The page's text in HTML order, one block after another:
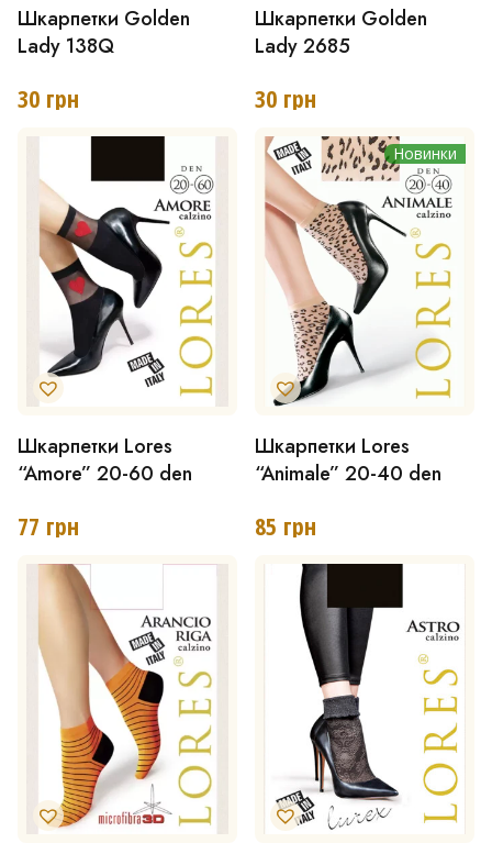
Шкарпетки Golden
Lady 138Q
30 грн
Цей
товар
має
Параметри
можна
вибрати
сторінці
товару
Шкарпетки Golden
Lady 2685
30 грн
Шкарпетки Lores
“Amore” 20-60 den
77 грн
Новинки
Шкарпетки Lores
“Animale” 20-40 den
85 грн